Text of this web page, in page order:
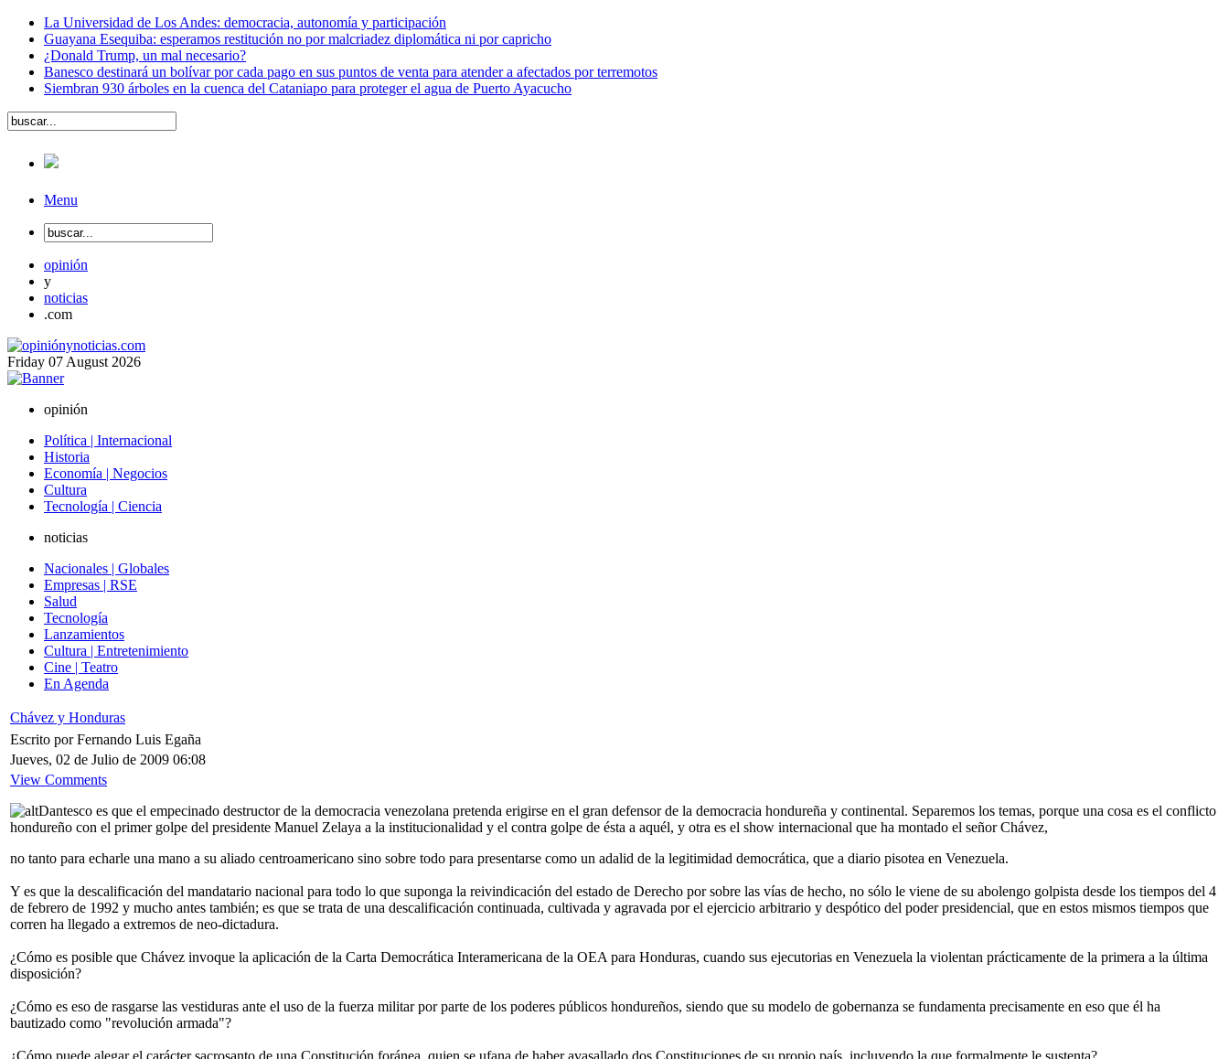
La Universidad de Los Andes: democracia, autonomía y participación
Guayana Esequiba: esperamos restitución no por malcriadez diplomática ni por capricho
¿Donald Trump, un mal necesario?
Banesco destinará un bolívar por cada pago en sus puntos de venta para atender a afectados por terremotos
Siembran 930 árboles en la cuenca del Cataniapo para proteger el agua de Puerto Ayacucho
Menu
opinión
y
noticias
.com
Friday 07 August 2026
opinión
Política | Internacional
Historia
Economía | Negocios
Cultura
Tecnología | Ciencia
noticias
Nacionales | Globales
Empresas | RSE
Salud
Tecnología
Lanzamientos
Cultura | Entretenimiento
Cine | Teatro
En Agenda
Chávez y Honduras
Escrito por Fernando Luis Egaña
Jueves, 02 de Julio de 2009 06:08
View Comments
Dantesco es que el empecinado destructor de la democracia venezolana pretenda erigirse en el gran defensor de la democracia hondureña y continental. Separemos los temas, porque una cosa es el conflicto
hondureño con el primer golpe del presidente Manuel Zelaya a la institucionalidad y el contra golpe de ésta a aquél, y otra es el show internacional que ha montado el señor Chávez,
no tanto para echarle una mano a su aliado centroamericano sino sobre todo para presentarse como un adalid de la legitimidad democrática, que a diario pisotea en Venezuela.
Y es que la descalificación del mandatario nacional para todo lo que suponga la reivindicación del estado de Derecho por sobre las vías de hecho, no sólo le viene de su abolengo golpista desde los tiempos del 4
de febrero de 1992 y mucho antes también; es que se trata de una descalificación continuada, cultivada y agravada por el ejercicio arbitrario y despótico del poder presidencial, que en estos mismos tiempos que
corren ha llegado a extremos de neo-dictadura.
¿Cómo es posible que Chávez invoque la aplicación de la Carta Democrática Interamericana de la OEA para Honduras, cuando sus ejecutorias en Venezuela la violentan prácticamente de la primera a la última
disposición?
¿Cómo es eso de rasgarse las vestiduras ante el uso de la fuerza militar por parte de los poderes públicos hondureños, siendo que su modelo de gobernanza se fundamenta precisamente en eso que él ha
bautizado como "revolución armada"?
¿Cómo puede alegar el carácter sacrosanto de una Constitución foránea, quien se ufana de haber avasallado dos Constituciones de su propio país, incluyendo la que formalmente le sustenta?